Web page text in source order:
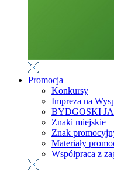
Promocja
Konkursy
Impreza na
BYDGOSKI
Znaki miejskie
Znak
Materiały
Współpraca z